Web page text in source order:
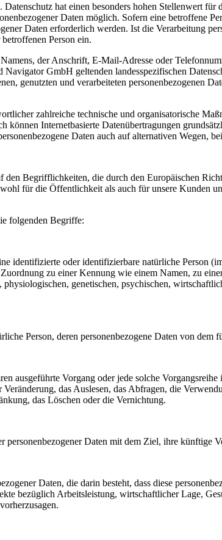
hat einen besonders hohen Stellenwert
Daten möglich. Sofern eine betroffene
Daten erforderlich werden. Ist die Verarbeitung
Person ein.
der Anschrift, E-Mail-Adresse oder
GmbH geltenden landesspezifischen
genutzten und verarbeiteten personenbezogenen
zahlreiche technische und organisatorische
können Internetbasierte Datenübertragungen
Daten auch auf alternativen Wegen,
Begrifflichkeiten, die durch den Europäischen
für die Öffentlichkeit als auch für unsere Kunden
folgenden Begriffe:
identifizierte oder identifizierbare natürliche Person
zu einer Kennung wie einem Namen, zu
genetischen, psychischen,
Person, deren personenbezogene Daten von
ausgeführte Vorgang oder jede solche
das Auslesen, das Abfragen, die
das Löschen oder die Vernichtung.
Daten mit dem Ziel, ihre künftige
Daten, die darin besteht, dass diese
bezüglich Arbeitsleistung, wirtschaftlicher Lage,